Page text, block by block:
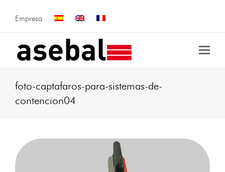
Empresa
foto-captafaros-para-sistemas-de-
contencion04